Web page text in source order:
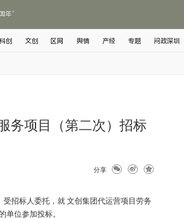
年”
创 文创 区网 舆情 产经 专题 问政深圳
务项目（第二次）招标
分享
招标人委托，就 文创集团代运营项目劳务
单位参加投标。